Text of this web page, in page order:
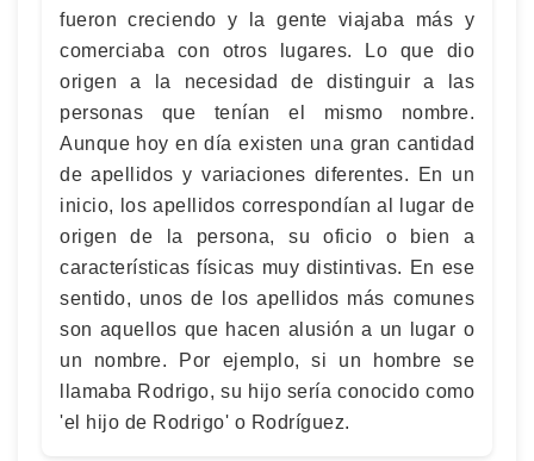
fueron creciendo y la gente viajaba más y
comerciaba con otros lugares. Lo que dio
origen a la necesidad de distinguir a las
personas que tenían el mismo nombre.
Aunque hoy en día existen una gran cantidad
de apellidos y variaciones diferentes. En un
inicio, los apellidos correspondían al lugar de
origen de la persona, su oficio o bien a
características físicas muy distintivas. En ese
sentido, unos de los apellidos más comunes
son aquellos que hacen alusión a un lugar o
un nombre. Por ejemplo, si un hombre se
llamaba Rodrigo, su hijo sería conocido como
'el hijo de Rodrigo' o Rodríguez.